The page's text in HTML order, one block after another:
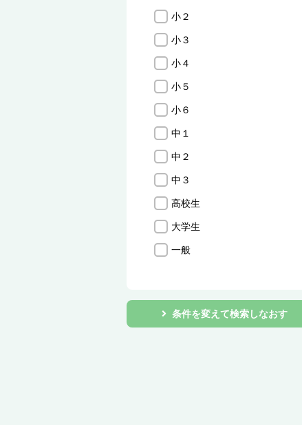
小２
小３
小４
小５
小６
中１
中２
中３
高校生
大学生
一般
条件を変えて検索しなおす